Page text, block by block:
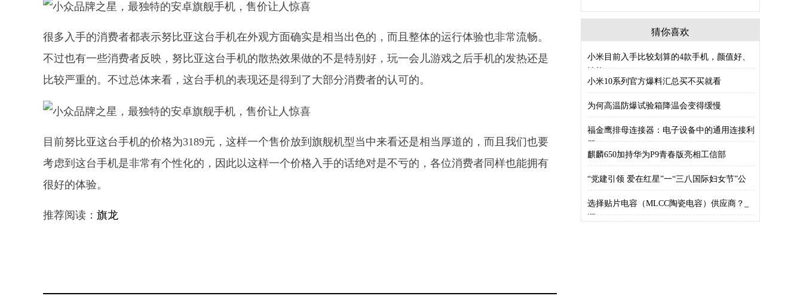
很多入手的消费者都表示努比亚这台手机在外观方面确实是相当出色的，而且整体的运行体验也非常流畅。
不过也有一些消费者反映，努比亚这台手机的散热效果做的不是特别好，玩一会儿游戏之后手机的发热还是
比较严重的。不过总体来看，这台手机的表现还是得到了大部分消费者的认可的。
目前努比亚这台手机的价格为3189元，这样一个售价放到旗舰机型当中来看还是相当厚道的，而且我们也要
考虑到这台手机是非常有个性化的，因此以这样一个价格入手的话绝对是不亏的，各位消费者同样也能拥有
很好的体验。
推荐阅读： 旗龙
猜你喜欢
小米目前入手比较划算的4款手机，颜值好、
性能
小米10系列官方爆料汇总买不买就看
为何高温防爆试验箱降温会变得缓慢
福金鹰排母连接器：电子设备中的通用连接利
器
麒麟650加持华为P9青春版亮相工信部
“党建引领 爱在红星”一“三八国际妇女节”公
选择贴片电容（MLCC陶瓷电容）供应商？_
顺